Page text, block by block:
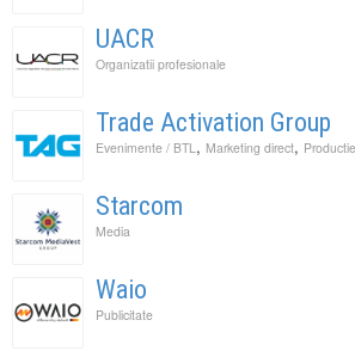
UACR
Organizatii profesionale
Trade Activation Group
Evenimente / BTL, Marketing direct,
Starcom
Media
Waio
Publicitate